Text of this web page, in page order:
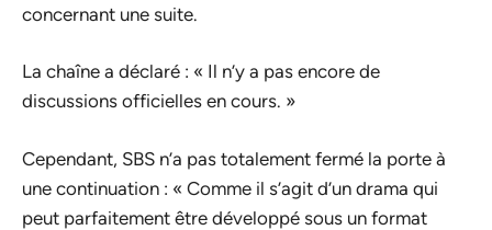
concernant une suite.
La chaîne a déclaré : « Il n’y a pas encore de
discussions officielles en cours. »
Cependant, SBS n’a pas totalement fermé la porte à
une continuation : « Comme il s’agit d’un drama qui
peut parfaitement être développé sous un format